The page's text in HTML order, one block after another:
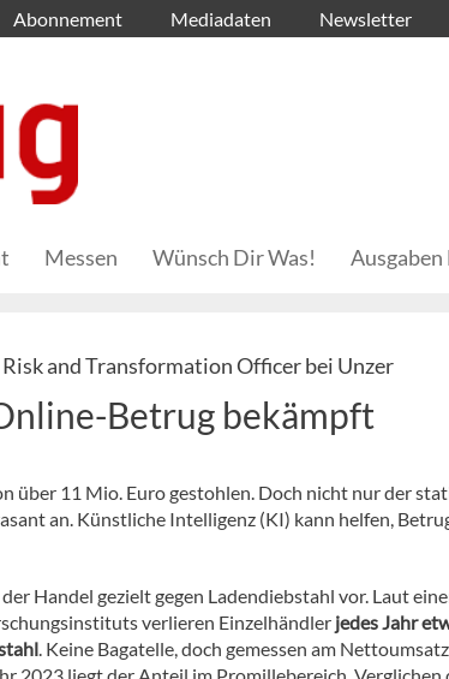
Abonnement Mediadaten Newsletter
Messen Wünsch Dir Was!
and Transformation Officer bei Unzer
Betrug bekämpft
über 11 Mio. Euro gestohlen. Doch nicht nur der
an. Künstliche Intelligenz (KI) kann helfen,
Handel gezielt gegen Ladendiebstahl vor. Laut
verlieren Einzelhändler jedes Jahr
. Keine Bagatelle, doch gemessen am